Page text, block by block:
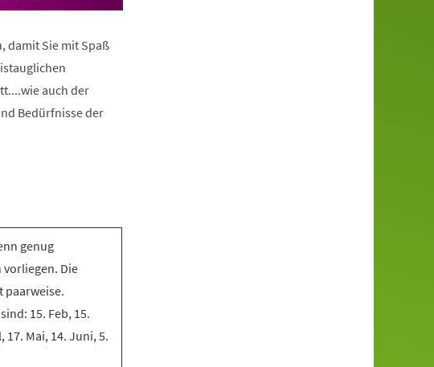
damit Sie mit Spaß
auch der
Bedürfnisse der
genug
Die
paarweise.
15. Feb, 15.
17. Mai, 14. Juni, 5.